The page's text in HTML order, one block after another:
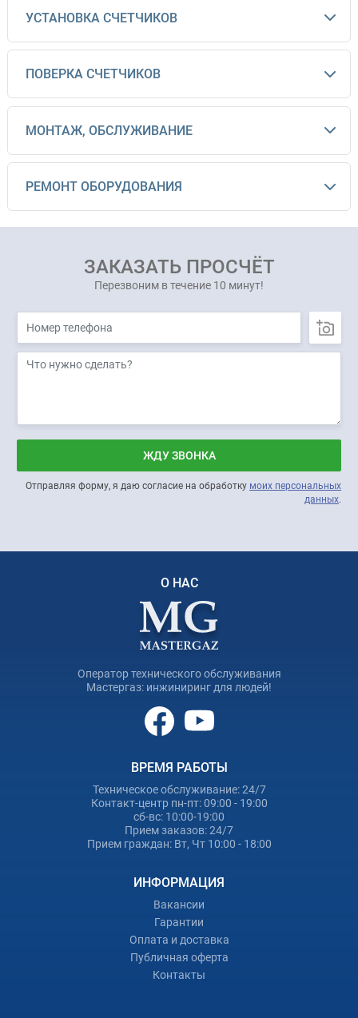
УСТАНОВКА СЧЕТЧИКОВ
ПОВЕРКА СЧЕТЧИКОВ
МОНТАЖ, ОБСЛУЖИВАНИЕ
РЕМОНТ ОБОРУДОВАНИЯ
ЗАКАЗАТЬ ПРОСЧЁТ
Перезвоним в течение 10 минут!
ЖДУ ЗВОНКА
Отправляя форму, я даю согласие на обработку моих персональных
данных.
О НАС
Оператор технического обслуживания
Мастергаз: инжиниринг для людей!
ВРЕМЯ РАБОТЫ
Техническое обслуживание: 24/7
Контакт-центр пн-пт: 09:00 - 19:00
сб-вс: 10:00-19:00
Прием заказов: 24/7
Прием граждан: Вт, Чт 10:00 - 18:00
ИНФОРМАЦИЯ
Вакансии
Гарантии
Оплата и доставка
Публичная оферта
Контакты